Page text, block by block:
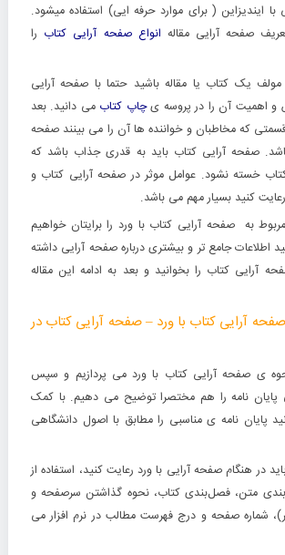
ایندیزاین ( برای موارد حرفه ایی) استفاده میشود.
صفحه آرایی مقاله انواع صفحه آرایی کتاب را
یک کتاب یا مقاله باشید حتما با صفحه آرایی
و اهمیت آن را در پروسه یچاپ کتاب می دانید. بعد
که مخاطبان و خواننده ها آن را می بینند صفحه
صفحه آرایی کتاب باید به قدری جذاب باشد که
کتاب خسته نشود. عوامل موثر در صفحه آرایی کتاب و
رعایت کنید بسیار مهم می باشد.
به صفحه آرایی کتاب با ورد را برایتان خواهیم
اطلاعات جامع تر و بیشتری درباره صفحه آرایی داشته
آرایی کتاب را بخوانید و بعد به ادامه این مقاله
آرایی کتاب با ورد – صفحه آرایی کتاب در
ی صفحه آرایی کتاب با ورد می پردازیم و سپس
نامه را هم مختصرا توضیح می دهیم. با کمک
پایان نامه ی مناسبی را مطابق با اصول دانشگاهی
در هنگام صفحه آرایی با ورد رعایت کنید، استفاده از
متن، فصل‌بندی کتاب، نحوه گذاشتن سرصفحه و
شماره صفحه و درج فهرست مطالب در نرم افزار می